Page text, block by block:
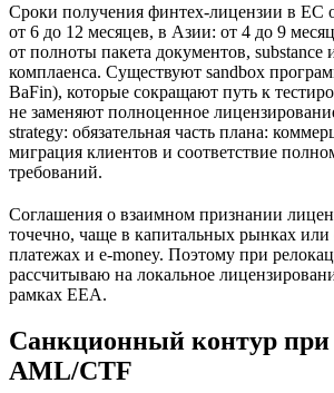
Сроки получения финтех-лицензии в ЕС
от 6 до 12 месяцев, в Азии: от 4 до 9
от полноты пакета документов, substance
комплаенса. Существуют sandbox
BaFin), которые сокращают путь к
не заменяют полноценное
strategy: обязательная часть плана:
миграция клиентов и соответствие
требований.
Соглашения о взаимном признании
точечно, чаще в капитальных рынках или
платежах и e-money. Поэтому при
рассчитываю на локальное
рамках EEA.
Санкционный контур при
AML/CTF